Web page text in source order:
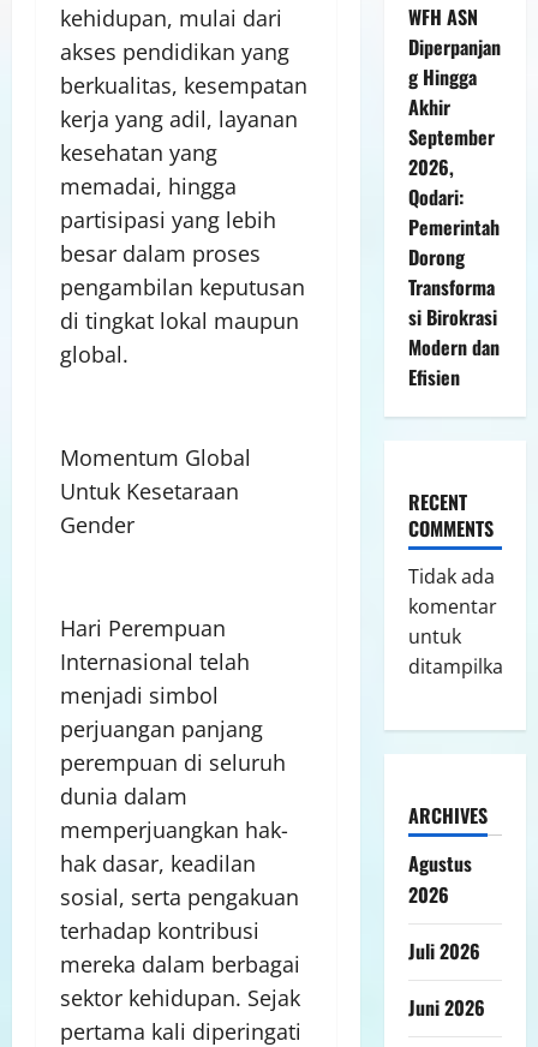
kehidupan, mulai dari
akses pendidikan yang
berkualitas, kesempatan
kerja yang adil, layanan
kesehatan yang
memadai, hingga
partisipasi yang lebih
besar dalam proses
pengambilan keputusan
di tingkat lokal maupun
global.
Momentum Global
Untuk Kesetaraan
Gender
Hari Perempuan
Internasional telah
menjadi simbol
perjuangan panjang
perempuan di seluruh
dunia dalam
memperjuangkan hak-
hak dasar, keadilan
sosial, serta pengakuan
terhadap kontribusi
mereka dalam berbagai
sektor kehidupan. Sejak
pertama kali diperingati
WFH ASN
Diperpanjan
g Hingga
Akhir
September
2026,
Qodari:
Pemerintah
Dorong
Transforma
si Birokrasi
Modern dan
Efisien
RECENT
COMMENTS
Tidak ada
komentar
untuk
ditampilkan.
ARCHIVES
Agustus
2026
Juli 2026
Juni 2026